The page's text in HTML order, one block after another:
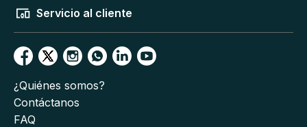
Servicio al cliente
¿Quiénes somos?
Contáctanos
FAQ